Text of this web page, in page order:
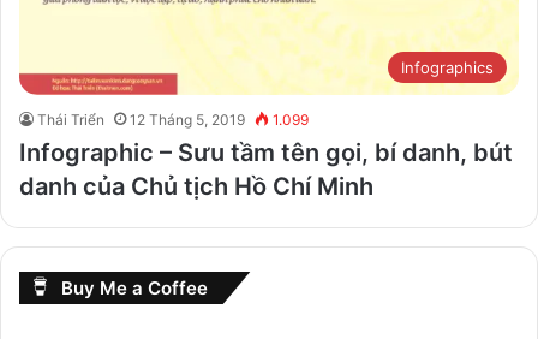
Infographics
Thái Triển 12 Tháng 5, 2019 1.099
Infographic – Sưu tầm tên gọi, bí danh, bút
danh của Chủ tịch Hồ Chí Minh
Buy Me a Coffee